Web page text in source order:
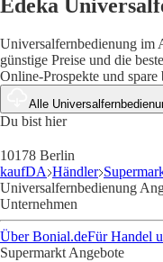
Edeka
Universalfernbedienung im
günstige Preise und die
Online-Prospekte und
Alle
Du bist hier
10178 Berlin
kaufDA Händler
Universalfernbedienung
Unternehmen
Über Bonial.deFür Handel
Supermarkt Angebote